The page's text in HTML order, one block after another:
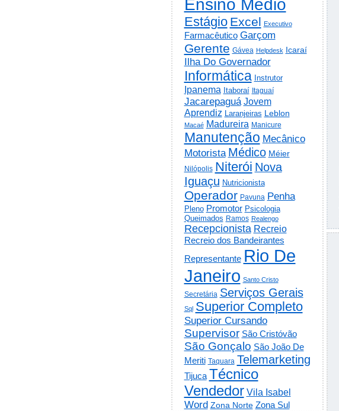
Ensino Médio
Estágio Excel Executivo
Farmacêutico Garçom
Gerente Gávea Helpdesk Icaraí
Ilha Do Governador
Informática Instrutor
Ipanema Itaboraí Itaguaí
Jacarepaguá Jovem
Aprendiz
Laranjeiras Leblon
Macaé Madureira Manicure
Manutenção Mecânico
Motorista Médico Méier
Nilópolis Niterói Nova
Iguaçu Nutricionista
Operador Pavuna Penha
Pleno Promotor Psicologia
Queimados Ramos Realengo
Recepcionista Recreio
Recreio dos Bandeirantes
Representante Rio De
Janeiro Santo Cristo
Secretária Serviços Gerais
Sql Superior Completo
Superior Cursando
Supervisor São Cristóvão
São Gonçalo São João De
Meriti Taquara Telemarketing
Tijuca Técnico
Vendedor Vila Isabel
Word Zona Norte Zona Sul